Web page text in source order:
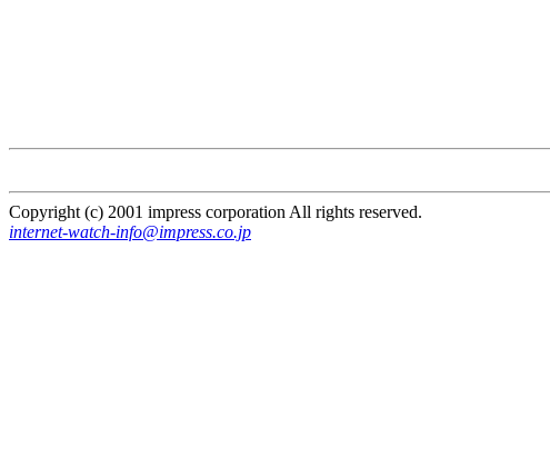
Copyright (c) 2001 impress corporation All rights reserved.
internet-watch-info@impress.co.jp